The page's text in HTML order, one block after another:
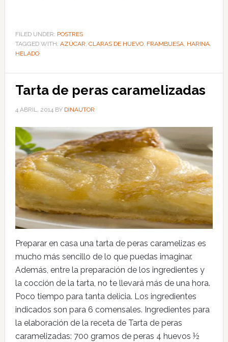
FILED UNDER: POSTRES
TAGGED WITH: AZÚCAR, CLARAS DE HUEVO, FRAMBUESA, HARINA,
HELADO
Tarta de peras caramelizadas
4 ABRIL, 2014BY DINAUTOR
Preparar en casa una tarta de peras caramelizas es
mucho más sencillo de lo que puedas imaginar.
Además, entre la preparación de los ingredientes y
la cocción de la tarta, no te llevará más de una hora.
Poco tiempo para tanta delicia. Los ingredientes
indicados son para 6 comensales. Ingredientes para
la elaboración de la receta de Tarta de peras
caramelizadas: 700 gramos de peras 4 huevos ½